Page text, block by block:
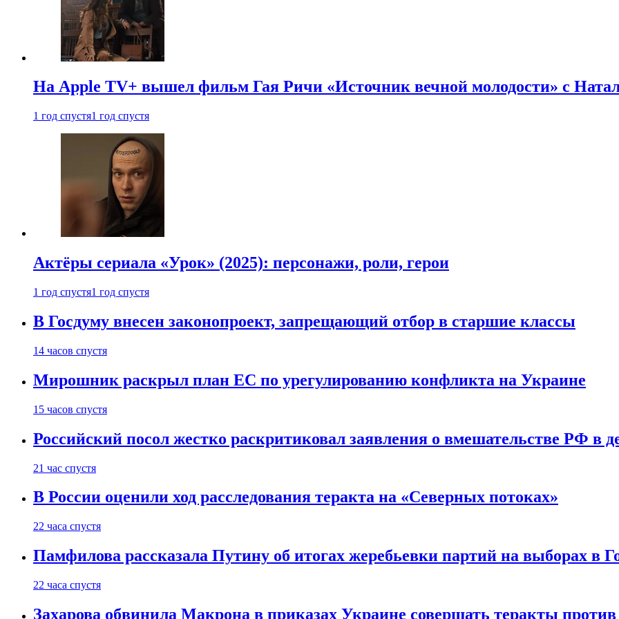
На Apple TV+ вышел фильм Гая Ричи «Источник вечной молодости» с
1 год спустя1 год спустя
Актёры сериала «Урок» (2025): персонажи, роли, герои
1 год спустя1 год спустя
В Госдуму внесен законопроект, запрещающий отбор в старшие классы
14 часов спустя
Мирошник раскрыл план ЕС по урегулированию конфликта на Украине
15 часов спустя
Российский посол жестко раскритиковал заявления о вмешательстве РФ в
21 час спустя
В России оценили ход расследования теракта на «Северных потоках»
22 часа спустя
Памфилова рассказала Путину об итогах жеребьевки партий на выборах в
22 часа спустя
Захарова обвинила Макрона в приказах Украине совершать теракты против